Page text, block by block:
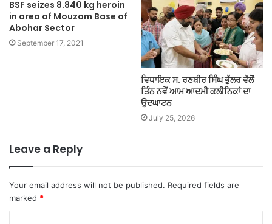
BSF seizes 8.840 kg heroin
in area of Mouzam Base of
Abohar Sector
September 17, 2021
ਵਿਧਾਇਕ ਸ. ਰਣਬੀਰ ਸਿੰਘ ਭੁੱਲਰ ਵੱਲੋਂ
ਤਿੰਨ ਨਵੇਂ ਆਮ ਆਦਮੀ ਕਲੀਨਿਕਾਂ ਦਾ
ਉਦਘਾਟਨ
July 25, 2026
Leave a Reply
Your email address will not be published. Required fields are
marked *